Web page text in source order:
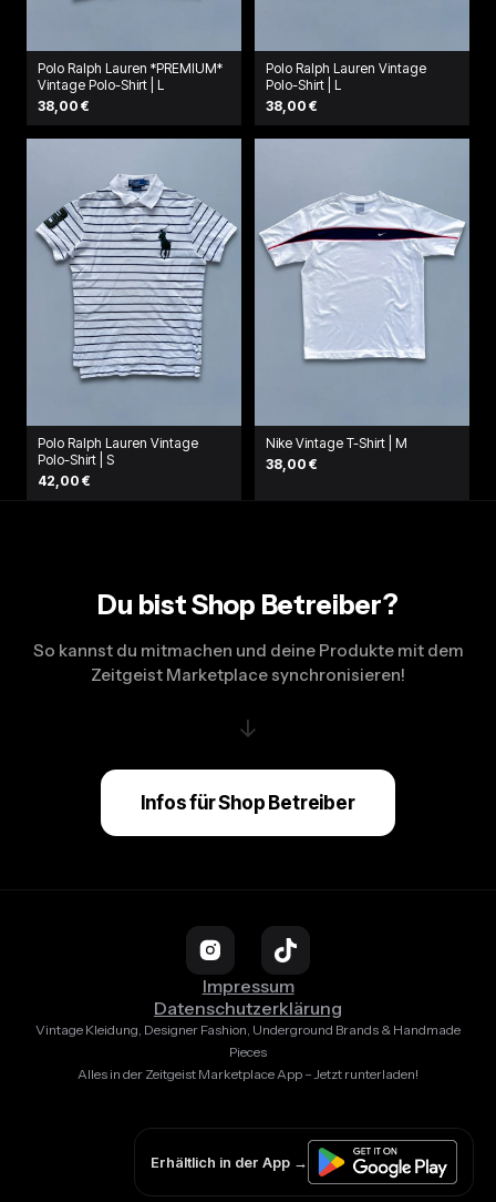
Polo Ralph Lauren *PREMIUM*
Vintage Polo-Shirt | L
38,00 €
Polo Ralph Lauren Vintage
Polo-Shirt | L
38,00 €
Polo Ralph Lauren Vintage
Polo-Shirt | S
42,00 €
Nike Vintage T-Shirt | M
38,00 €
Du bist Shop Betreiber?
So kannst du mitmachen und deine Produkte mit dem
Zeitgeist Marketplace synchronisieren!
↓
Infos für Shop Betreiber
Impressum
Datenschutzerklärung
Vintage Kleidung, Designer Fashion, Underground Brands & Handmade
Pieces
Alles in der Zeitgeist Marketplace App – Jetzt runterladen!
Erhältlich in der App →